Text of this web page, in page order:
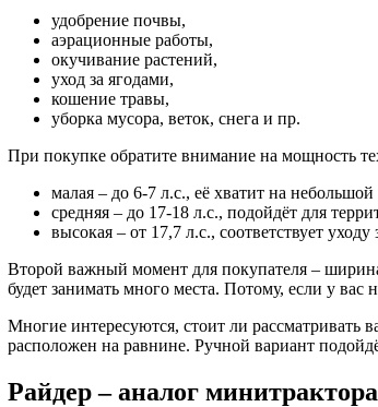
удобрение почвы,
аэрационные работы,
окучивание растений,
уход за ягодами,
кошение травы,
уборка мусора, веток, снега и пр.
При покупке обратите внимание на мощность
малая – до 6-7 л.с., её хватит на небольшой
средняя – до 17-18 л.с., подойдёт для
высокая – от 17,7 л.с., соответствует
Второй важный момент для покупателя –
будет занимать много места. Потому, если у вас
Многие интересуются, стоит ли рассматривать
расположен на равнине. Ручной вариант
Райдер – аналог минитрактора